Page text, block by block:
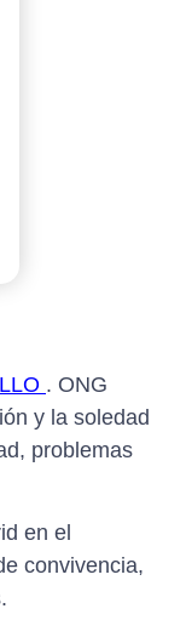
. ONG
y la soledad
problemas
en el
convivencia,